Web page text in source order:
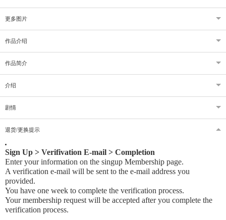
更多图片
作品介绍
作品简介
介绍
剧情
退货/更换提示
Sign Up > Verifivation E-mail > Completion
Enter your information on the singup Membership page.
A verification e-mail will be sent to the e-mail address you
provided.
You have one week to complete the verification process.
Your membership request will be accepted after you complete the
verification process.